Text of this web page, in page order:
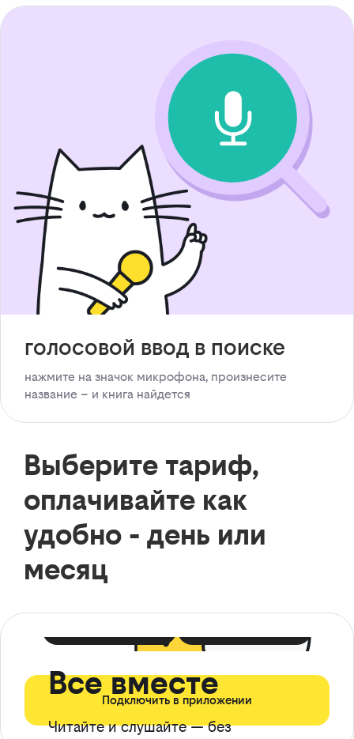
голосовой ввод в поиске
нажмите на значок микрофона, произнесите
название – и книга найдется
Выберите тариф,
оплачивайте как
удобно - день или
месяц
Все вместе
Читайте и слушайте — без
Подключить в приложении